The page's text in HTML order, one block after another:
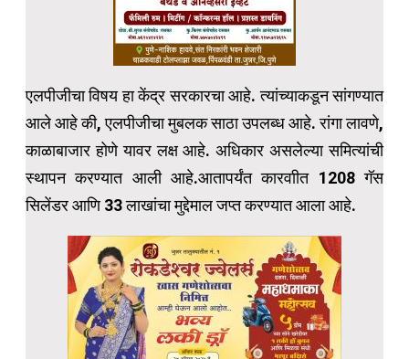
एलपीजीचा विषय हा केंद्र सरकारचा आहे. त्यांच्याकडून सांगण्यात
आले आहे की, एलपीजीचा मुबलक साठा उपलब्ध आहे. रांगा लावणे,
काळाबाजार होणे यावर लक्ष आहे. अधिकार असलेल्या समित्यांची
स्थापन करण्यात आली आहे.आतापर्यंत कारवाीत 1208 गॅस
सिलेंडर आणि 33 लाखांचा मुद्देमाल जप्त करण्यात आला आहे.